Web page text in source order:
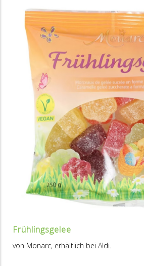
Frühlingsgelee
von Monarc, erhältlich bei Aldi.